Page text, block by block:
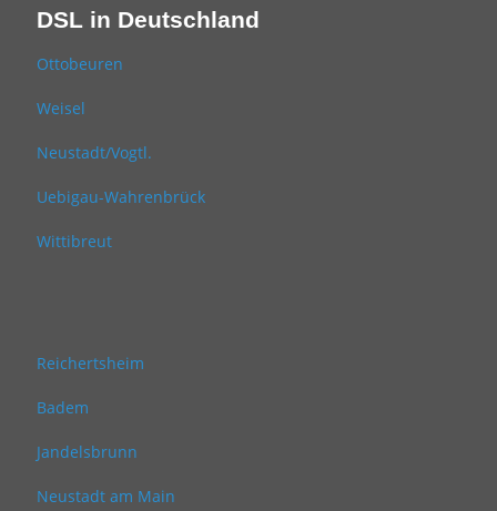
DSL in Deutschland
Ottobeuren
Weisel
Neustadt/Vogtl.
Uebigau-Wahrenbrück
Wittibreut
Reichertsheim
Badem
Jandelsbrunn
Neustadt am Main